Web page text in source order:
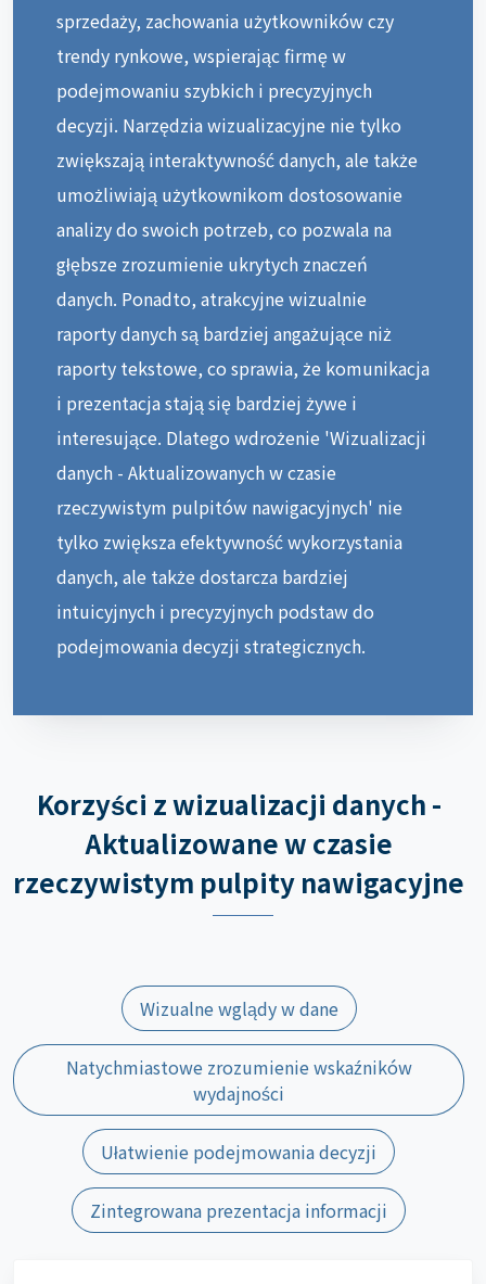
sprzedaży, zachowania użytkowników czy
trendy rynkowe, wspierając firmę w
podejmowaniu szybkich i precyzyjnych
decyzji. Narzędzia wizualizacyjne nie tylko
zwiększają interaktywność danych, ale także
umożliwiają użytkownikom dostosowanie
analizy do swoich potrzeb, co pozwala na
głębsze zrozumienie ukrytych znaczeń
danych. Ponadto, atrakcyjne wizualnie
raporty danych są bardziej angażujące niż
raporty tekstowe, co sprawia, że komunikacja
i prezentacja stają się bardziej żywe i
interesujące. Dlatego wdrożenie 'Wizualizacji
danych - Aktualizowanych w czasie
rzeczywistym pulpitów nawigacyjnych' nie
tylko zwiększa efektywność wykorzystania
danych, ale także dostarcza bardziej
intuicyjnych i precyzyjnych podstaw do
podejmowania decyzji strategicznych.
Korzyści z wizualizacji danych -
Aktualizowane w czasie
rzeczywistym pulpity nawigacyjne
Wizualne wglądy w dane
Natychmiastowe zrozumienie wskaźników
wydajności
Ułatwienie podejmowania decyzji
Zintegrowana prezentacja informacji